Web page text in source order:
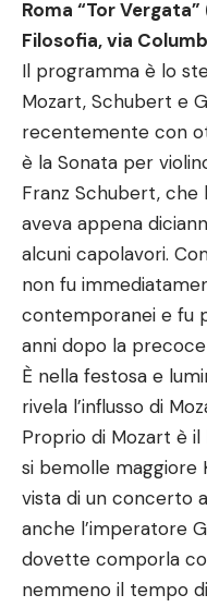
Roma “Tor
Filosofia, via
Il programma è lo
Mozart, Schubert e
recentemente con
è la Sonata per
Franz Schubert, che
aveva appena
alcuni capolavori.
non fu
contemporanei e fu
anni dopo la
È nella festosa e
rivela l’influsso di
Proprio di Mozart è il
si bemolle maggiore
vista di un concerto
anche l’imperatore
dovette comporla
nemmeno il tempo